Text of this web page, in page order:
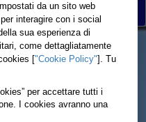
gare
da un sito web
interagire con i social
sua esperienza di
come dettagliatamente
["Cookie Policy"]. Tu
per accettare tutti i
I cookies avranno una